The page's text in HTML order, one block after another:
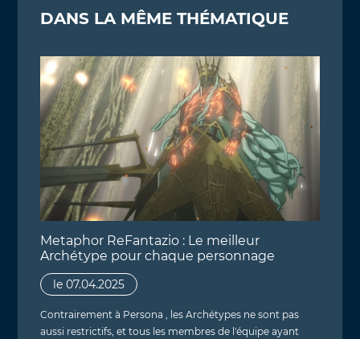
DANS LA MÊME THÉMATIQUE
Metaphor ReFantazio : Le meilleur
Archétype pour chaque personnage
le 07.04.2025
Contrairement à Persona , les Archétypes ne sont pas
aussi restrictifs, et tous les membres de l'équipe ayant